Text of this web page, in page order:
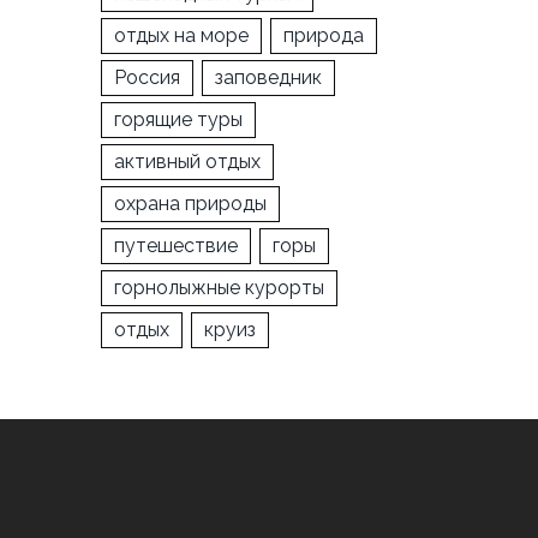
отдых на море
природа
Россия
заповедник
горящие туры
активный отдых
охрана природы
путешествие
горы
горнолыжные курорты
отдых
круиз